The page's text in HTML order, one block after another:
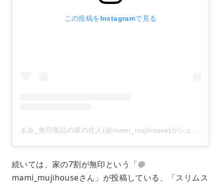
この投稿をInstagramで見る
まみ_無印良品の家の住人(@mami_mujihouse)がシェアした投稿
続いては、家の7割が無印という「＠
mami_mujihouseさん」が投稿している、「スリムス